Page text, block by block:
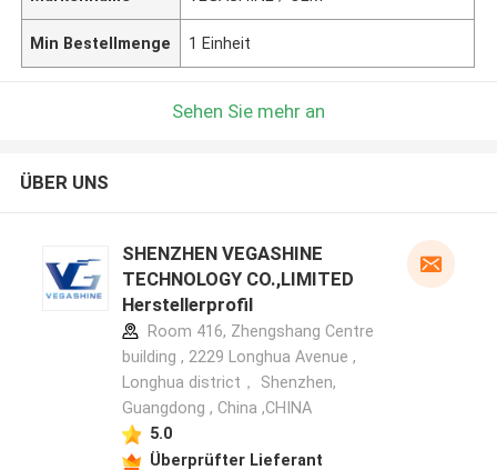
Min Bestellmenge 1 Einheit
Sehen Sie mehr an
ÜBER UNS
SHENZHEN VEGASHINE
TECHNOLOGY CO.,LIMITED
Herstellerprofil
Room 416, Zhengshang Centre
building , 2229 Longhua Avenue ,
Longhua district， Shenzhen,
Guangdong , China ,CHINA
5.0
Überprüfter Lieferant